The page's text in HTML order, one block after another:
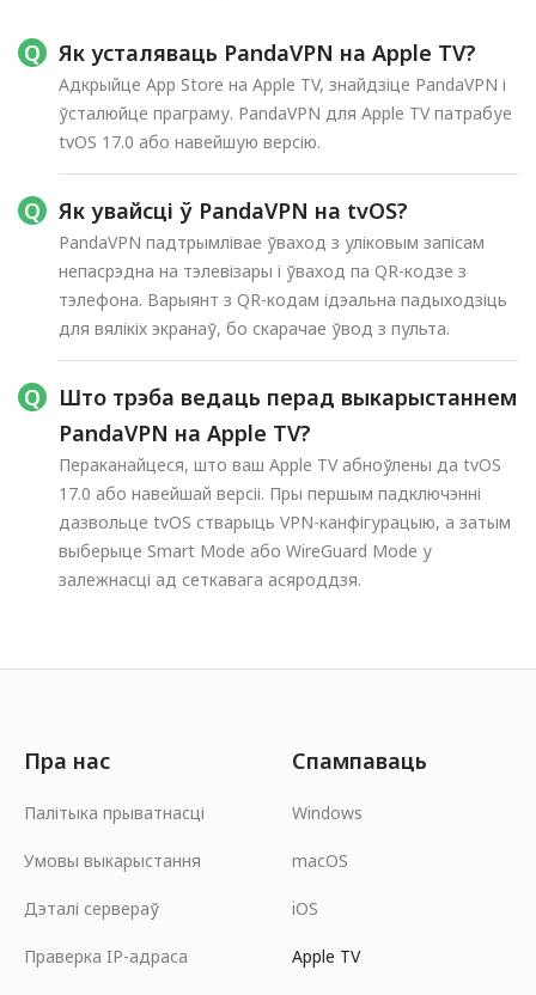
Як усталяваць PandaVPN на Apple TV?
Адкрыйце App Store на Apple TV, знайдзіце PandaVPN і
ўсталюйце праграму. PandaVPN для Apple TV патрабуе
tvOS 17.0 або навейшую версію.
Як увайсці ў PandaVPN на tvOS?
PandaVPN падтрымлівае ўваход з уліковым запісам
непасрэдна на тэлевізары і ўваход па QR-кодзе з
тэлефона. Варыянт з QR-кодам ідэальна падыходзіць
для вялікіх экранаў, бо скарачае ўвод з пульта.
Што трэба ведаць перад выкарыстаннем
PandaVPN на Apple TV?
Пераканайцеся, што ваш Apple TV абноўлены да tvOS
17.0 або навейшай версіі. Пры першым падключэнні
дазвольце tvOS стварыць VPN-канфігурацыю, а затым
выберыце Smart Mode або WireGuard Mode у
залежнасці ад сеткавага асяроддзя.
Пра нас
Палітыка прыватнасці
Умовы выкарыстання
Дэталі сервераў
Праверка IP-адраса
Спампаваць
Windows
macOS
iOS
Apple TV